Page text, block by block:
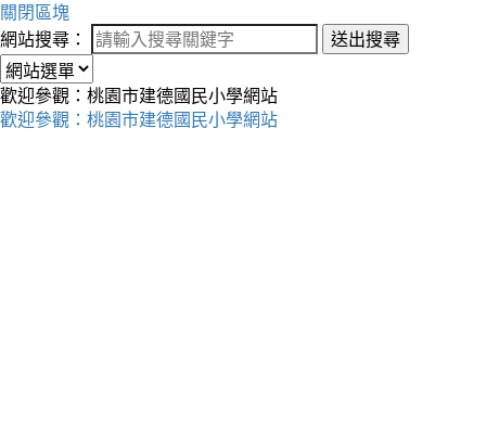
關閉區塊
網站搜尋：
送出搜尋
歡迎參觀：桃園市建德國民小學網站
歡迎參觀：桃園市建德國民小學網站